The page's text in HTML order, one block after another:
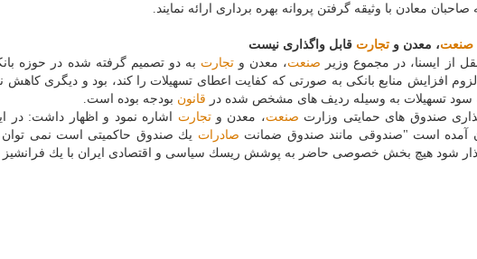
صاحبان معادن با وثیقه گرفتن پروانه بهره برداری ارائه نمایند.
صنعت، معدن و تجارت قابل واگذاری نیست
از ایسنا، در مجموع وزیر صنعت، معدن وتجارت به دو تصمیم گرفته شده در حوزه
لزوم افزایش منابع بانكی به صورتی كه كفایت اعطای تسهیلات را كند، بود و دیگری كاهش
سود تسهیلات به وسیله ردیف های مشخص شده در قانون بودجه بوده است.
صندوق های حمایتی وزارت صنعت، معدن وتجارت
اشاره نمود و اظهار داشت: در
آمده است "صندوقی مانند صندوق ضمانت صادرات یك صندوق حاكمیتی است نمی
شود هیچ بخش خصوصی حاضر به پوشش ریسك سیاسی و اقتصادی ایران با یك فرانشیز